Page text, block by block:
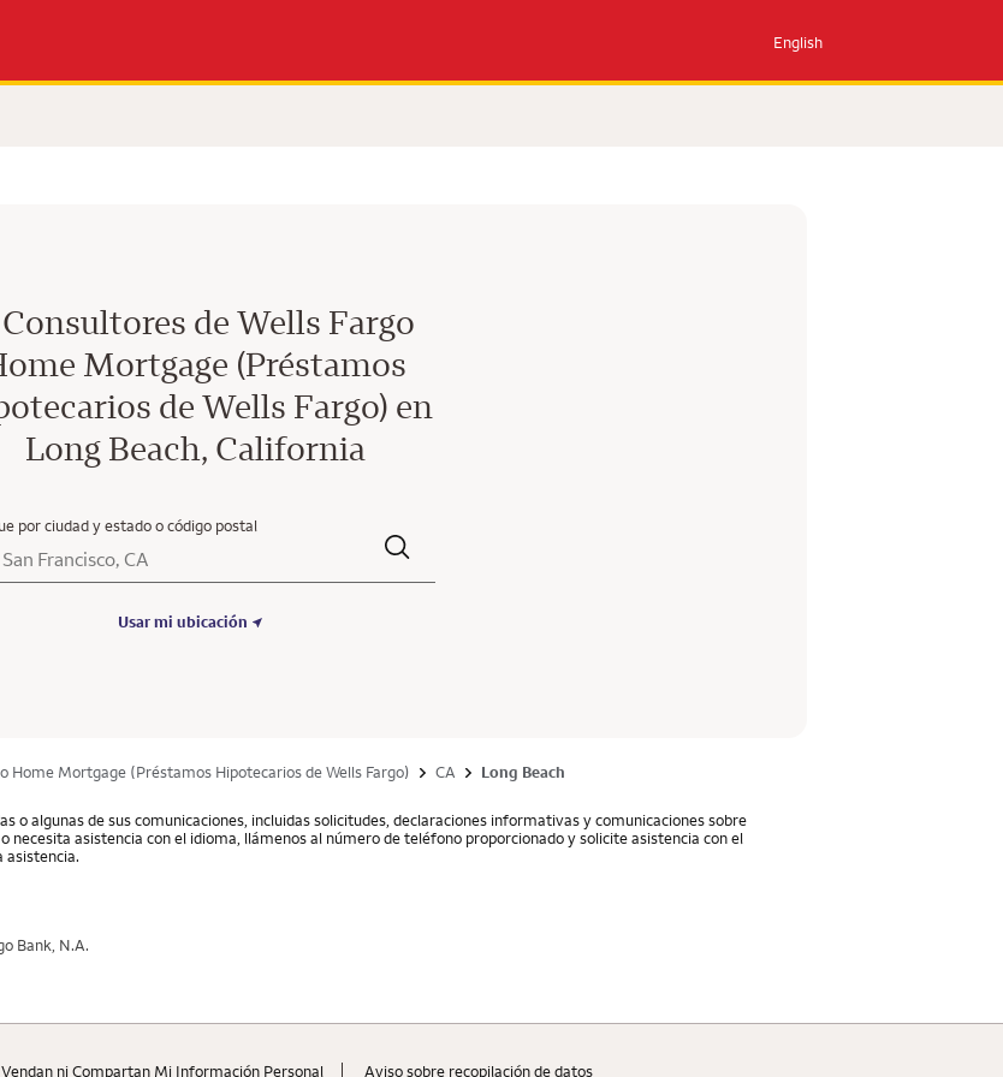
English
de Wells Fargo
Mortgage (Préstamos
de Wells Fargo) en
Long Beach, California
por ciudad y estado o código postal
Estado/Provincia, Código postal o Ciudad y País
a search.
Usar mi ubicación
Home Mortgage (Préstamos Hipotecarios de Wells Fargo) CA Long Beach
o algunas de sus comunicaciones, incluidas solicitudes, declaraciones informativas y comunicaciones sobre
necesita asistencia con el idioma, llámenos al número de teléfono proporcionado y solicite asistencia con el
asistencia.
Bank, N.A.
ni Compartan Mi Información Personal Aviso sobre recopilaciؚón de datos